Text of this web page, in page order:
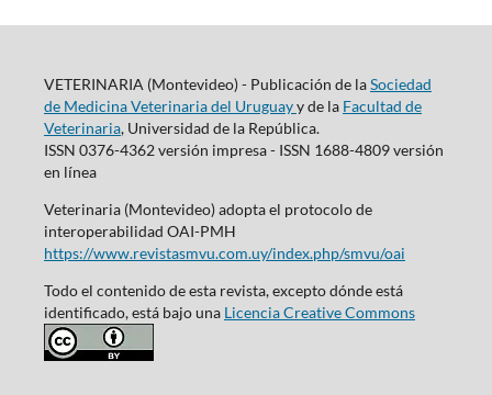
VETERINARIA (Montevideo) - Publicación de laSociedad
de Medicina Veterinaria del Uruguayy de la Facultad de
Veterinaria, Universidad de la República.
ISSN 0376-4362 versión impresa - ISSN 1688-4809 versión
en línea
Veterinaria (Montevideo) adopta el protocolo de
interoperabilidad OAI-PMH
https://www.revistasmvu.com.uy/index.php/smvu/oai
Todo el contenido de esta revista, excepto dónde está
identificado, está bajo una Licencia Creative Commons